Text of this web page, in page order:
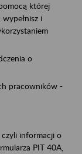
której
i
o
pracowników -
czyli informacji o
PIT 40A,